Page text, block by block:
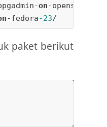
on-opensuse-
-fedora-23
paket berikut